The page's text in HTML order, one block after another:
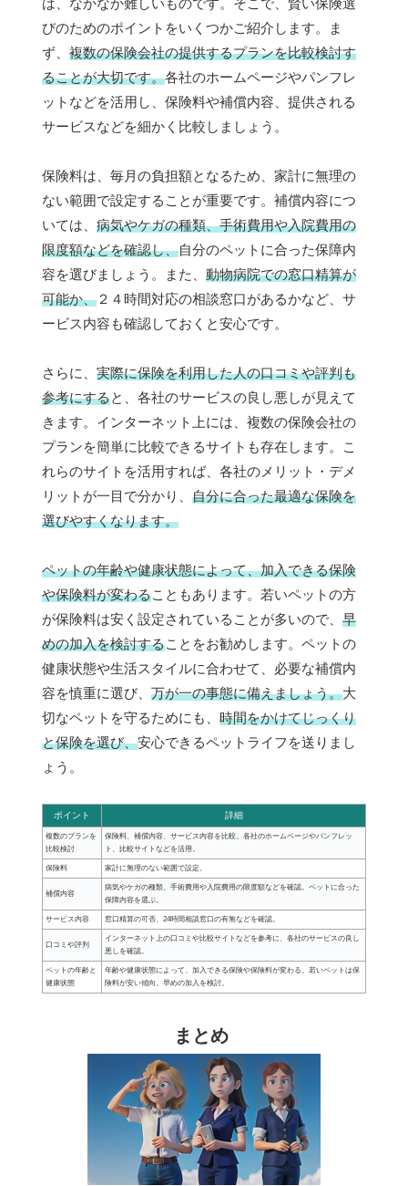
は、なかなか難しいものです。そこで、賢い保険選
びのためのポイントをいくつかご紹介します。ま
ず、 複数の保険会社の提供するプランを比較検討す
ることが大切です。各社のホームページやパンフレ
ットなどを活用し、保険料や補償内容、提供される
サービスなどを細かく比較しましょう。
保険料は、毎月の負担額となるため、家計に無理の
ない範囲で設定することが重要です。補償内容につ
いては、 病気やケガの種類、手術費用や入院費用の
限度額などを確認し、自分のペットに合った保障内
容を選びましょう。また、 動物病院での窓口精算が
可能か、 ２４時間対応の相談窓口があるかなど、サ
ービス内容も確認しておくと安心です。
さらに、 実際に保険を利用した人の口コミや評判も
参考にすると、各社のサービスの良し悪しが見えて
きます。インターネット上には、複数の保険会社の
プランを簡単に比較できるサイトも存在します。こ
れらのサイトを活用すれば、各社のメリット・デメ
リットが一目で分かり、 自分に合った最適な保険を
選びやすくなります。
ペットの年齢や健康状態によって、加入できる保険
や保険料が変わることもあります。若いペットの方
が保険料は安く設定されていることが多いので、 早
めの加入を検討することをお勧めします。ペットの
健康状態や生活スタイルに合わせて、必要な補償内
容を慎重に選び、 万が一の事態に備えましょう。大
切なペットを守るためにも、 時間をかけてじっくり
と保険を選び、安心できるペットライフを送りまし
ょう。
ポイント 詳細
複数のプランを
比較検討
保険料、補償内容、サービス内容を比較。各社のホームページやパンフレッ
ト、比較サイトなどを活用。
保険料 家計に無理のない範囲で設定。
補償内容
病気やケガの種類、手術費用や入院費用の限度額などを確認。ペットに合った
保障内容を選ぶ。
サービス内容 窓口精算の可否、24時間相談窓口の有無などを確認。
口コミや評判
インターネット上の口コミや比較サイトなどを参考に、各社のサービスの良し
悪しを確認。
ペットの年齢と
健康状態
年齢や健康状態によって、加入できる保険や保険料が変わる。若いペットは保
険料が安い傾向。早めの加入を検討。
まとめ